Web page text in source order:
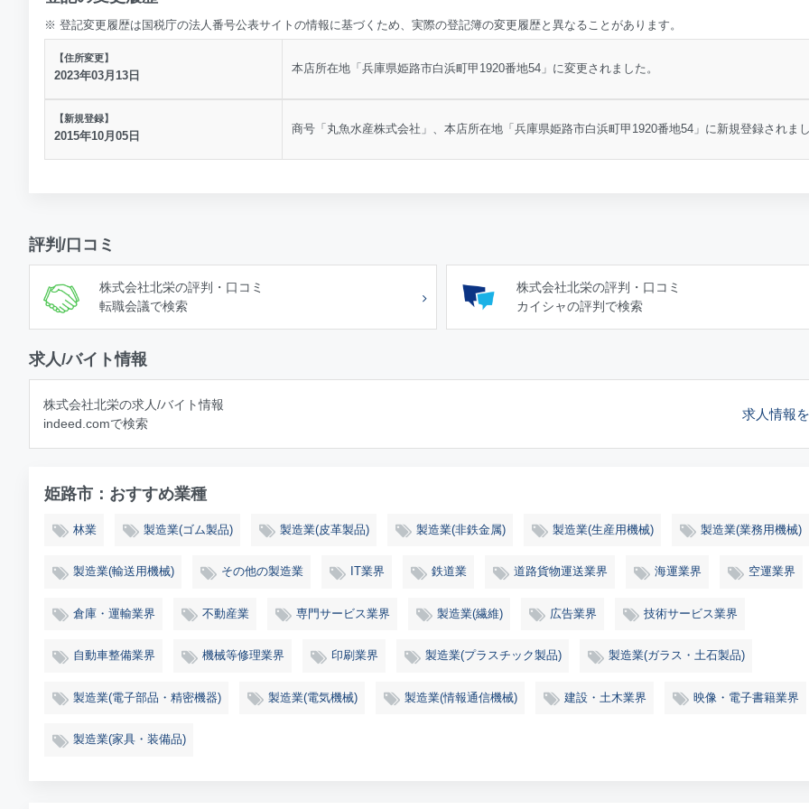
※ 登記変更履歴は国税庁の法人番号公表サイトの情報に基づくため、実際の登記簿の変更履歴と異なることがあります。
【住所変更】
2023年03月13日
本店所在地「兵庫県姫路市白浜町甲1920番地54」に変更されました。
【新規登録】
2015年10月05日
商号「丸魚水産株式会社」、本店所在地「兵庫県姫路市白浜町甲1920番地54」に新規登録されま
評判/口コミ
株式会社北栄の評判・口コミ
転職会議で検索
株式会社北栄の評判・口コミ
カイシャの評判で検索
求人/バイト情報
株式会社北栄の求人/バイト情報
indeed.comで検索
求人情報
姫路市：おすすめ業種
林業 製造業(ゴム製品) 製造業(皮革製品) 製造業(非鉄金属) 製造業(生産用機械) 製造業(業務用機械)
製造業(輸送用機械) その他の製造業 IT業界 鉄道業 道路貨物運送業界 海運業界 空運業界
倉庫・運輸業界 不動産業 専門サービス業界 製造業(繊維) 広告業界 技術サービス業界
自動車整備業界 機械等修理業界 印刷業界 製造業(プラスチック製品) 製造業(ガラス・土石製品)
製造業(電子部品・精密機器) 製造業(電気機械) 製造業(情報通信機械) 建設・土木業界 映像・電子書籍業界
製造業(家具・装備品)